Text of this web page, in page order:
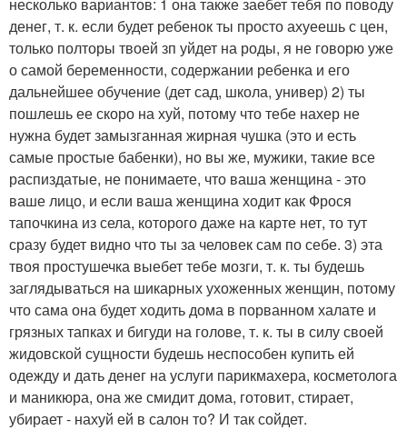
денег, т. к. если будет ребенок ты просто ахуеешь с цен,
только полторы твоей зп уйдет на роды, я не говорю уже
о самой беременности, содержании ребенка и его
дальнейшее обучение (дет сад, школа, универ) 2) ты
пошлешь ее скоро на хуй, потому что тебе нахер не
нужна будет замызганная жирная чушка (это и есть
самые простые бабенки), но вы же, мужики, такие все
распиздатые, не понимаете, что ваша женщина - это
ваше лицо, и если ваша женщина ходит как Фрося
тапочкина из села, которого даже на карте нет, то тут
сразу будет видно что ты за человек сам по себе. 3) эта
твоя простушечка выебет тебе мозги, т. к. ты будешь
заглядываться на шикарных ухоженных женщин, потому
что сама она будет ходить дома в порванном халате и
грязных тапках и бигуди на голове, т. к. ты в силу своей
жидовской сущности будешь неспособен купить ей
одежду и дать денег на услуги парикмахера, косметолога
и маникюра, она же смидит дома, готовит, стирает,
убирает - нахуй ей в салон то? И так сойдет.